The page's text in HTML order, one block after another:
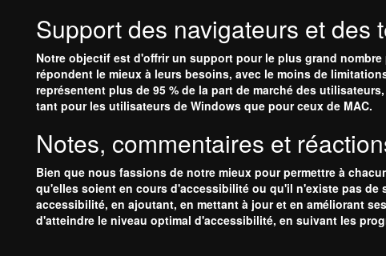
Support des navigateurs et des
Notre objectif est d'offrir un support pour le plus grand
répondent le mieux à leurs besoins, avec le moins de
représentent plus de 95 % de la part de marché des
tant pour les utilisateurs de Windows que pour ceux de MAC.
Notes, commentaires et
Bien que nous fassions de notre mieux pour permettre à
qu'elles soient en cours d'accessibilité ou qu'il n'existe pas
accessibilité, en ajoutant, en mettant à jour et en améliorant
d'atteindre le niveau optimal d'accessibilité, en suivant les